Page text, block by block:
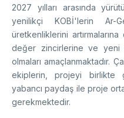
Mentorluk Desteği
Burs Programları
Destek Programları
Lisansüstü
Eğitim Burs Programları
Araştırma Burs Programları
Uluslararası Burslar
Doktora Sonrası
Araştırma Burs
Uluslararası Burslar
Uluslararası
Araştırma Burs
AR-GE
2027 yılları arasında
yenilikçi KOBİ'lerin Ar-
üretkenliklerini
değer zincirlerine ve yeni
olmaları amaçlanmaktadır.
ekiplerin, projeyi birlikte
yabancı paydaş ile proje
gerekmektedir.